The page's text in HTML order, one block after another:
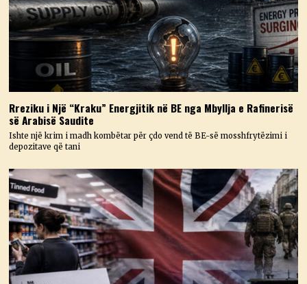
Rreziku i Një “Kraku” Energjitik në BE nga Mbyllja e Rafinerisë
së Arabisë Saudite
Ishte një krim i madh kombëtar për çdo vend të BE-së mosshfrytëzimi i
depozitave që tani